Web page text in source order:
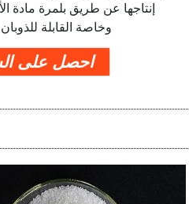
إنتاجها عن طريق بلمرة مادة
وخاصة القابلة
احصل على